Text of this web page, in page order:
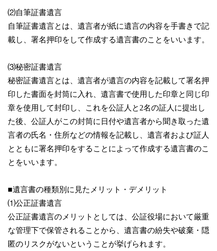
⑵自筆証書遺言
自筆証書遺言とは、遺言者が紙に遺言の内容を手書きで記
載し、署名押印をして作成する遺言書のことをいいます。
⑶秘密証書遺言
秘密証書遺言とは、遺言者が遺言の内容を記載して署名押
印した書面を封筒に入れ、遺言書で使用した印章と同じ印
章を使用して封印し、これを公証人と2名の証人に提出し
た後、公証人がこの封筒に日付や遺言者から聞き取った遺
言者の氏名・住所などの情報を記載し、遺言者および証人
とともに署名押印をすることによって作成する遺言書のこ
とをいいます。
■遺言書の種類別に見たメリット・デメリット
⑴公正証書遺言
公正証書遺言のメリットとしては、公証役場において厳重
な管理下で保管されることから、遺言書の紛失や破棄・隠
匿のリスクがないということが挙げられます。